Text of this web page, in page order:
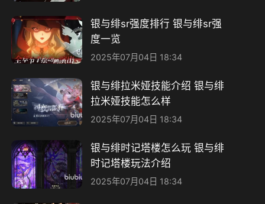
银与绯sr强度排行 银与绯sr强
度一览
2025年07月04日 18:34
银与绯拉米娅技能介绍 银与绯
拉米娅技能怎么样
2025年07月04日 18:34
银与绯时记塔楼怎么玩 银与绯
时记塔楼玩法介绍
2025年07月04日 18:34